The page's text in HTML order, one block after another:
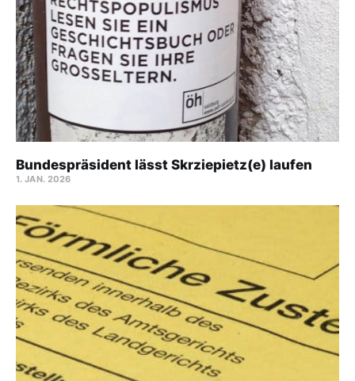
Bundespräsident lässt Skrziepietz(e) laufen
1. JAN. 2026